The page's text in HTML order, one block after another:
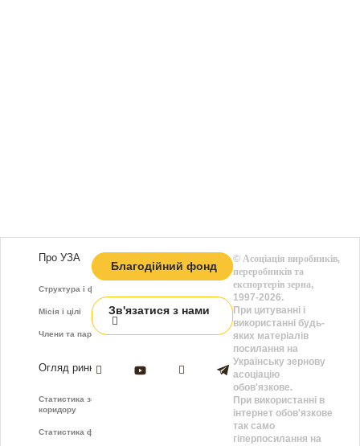
Про УЗА
Структура і функції
Місія і цілі
Члени та партнери
Огляд ринку
Статистика зернового
коридору
Статистика фрахту
Благодійний фонд
Зв'язатися з нами
©Асоціація виробників,
переробників та
експортерів зерна,
1997-2026.
При цитуванні і
використанні будь-
яких матеріалів
посилання на
Українську зернову
асоціацію
обов'язкове.
При використанні в
інтернет обов'язкове
так само
гіперпосилання на